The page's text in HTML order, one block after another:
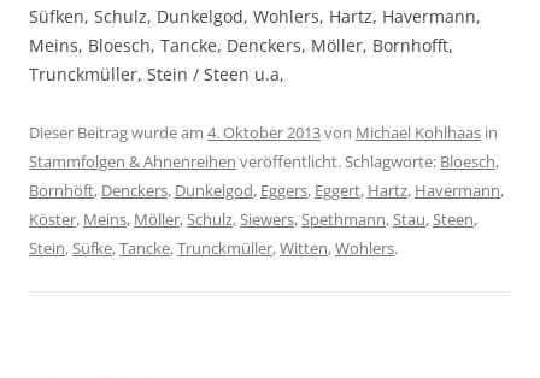
Süfken, Schulz, Dunkelgod, Wohlers, Hartz, Havermann,
Meins, Bloesch, Tancke, Denckers, Möller, Bornhofft,
Trunckmüller, Stein / Steen u.a,
Dieser Beitrag wurde am 4. Oktober 2013von Michael Kohlhaas in
Stammfolgen & Ahnenreihen veröffentlicht. Schlagworte: Bloesch,
Bornhöft, Denckers, Dunkelgod, Eggers, Eggert, Hartz, Havermann,
Köster, Meins, Möller,Schulz,Siewers,Spethmann,Stau,Steen,
Stein,Süfke,Tancke,Trunckmüller,Witten,Wohlers.